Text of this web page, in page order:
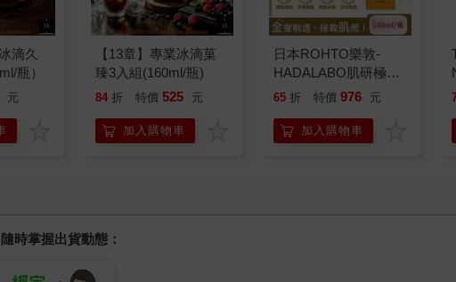
滴久
瓶）
元
【13章】專業冰滴菓
臻3入組(160ml/瓶)
84 折 特價 525 元
加入購物車
日本ROHTO樂敦-
HADALABO肌研極潤
金緻7重玻尿酸高效保
140ml/金瓶(Premium
臉部肌膚護理乳霜,素
65 折 特價 976 元
加入購物車
時掌握出貨動態：